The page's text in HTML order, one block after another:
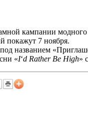
кампании модного
покажут 7 ноября.
названием
«I‘d Rather Be High»